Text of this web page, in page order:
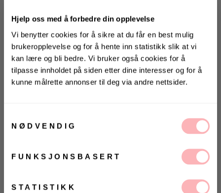
Hjelp oss med å forbedre din opplevelse
Vi benytter cookies for å sikre at du får en best mulig
brukeropplevelse og for å hente inn statistikk slik at vi
kan lære og bli bedre. Vi bruker også cookies for å
tilpasse innholdet på siden etter dine interesser og for å
kunne målrette annonser til deg via andre nettsider.
NØDVENDIG
FUNKSJONSBASERT
STATISTIKK
Gratis bytte
VELG STØRRELSE
UTSOLGT
Jumis fra Unisa er de perfekte høyhælte skoene for
3,5 cm hæl og en elegant ankelstropp gir de et
sofistikert uttrykk uten å gå på kompromiss med
preg, mens det myke skinnet både utvendig og
MELD MEG PÅ